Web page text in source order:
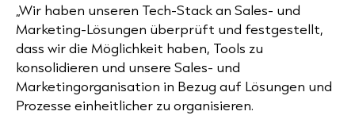
„Wir haben unseren Tech-Stack an Sales- und
Marketing-Lösungen überprüft und festgestellt,
dass wir die Möglichkeit haben, Tools zu
konsolidieren und unsere Sales- und
Marketingorganisation in Bezug auf Lösungen und
Prozesse einheitlicher zu organisieren.